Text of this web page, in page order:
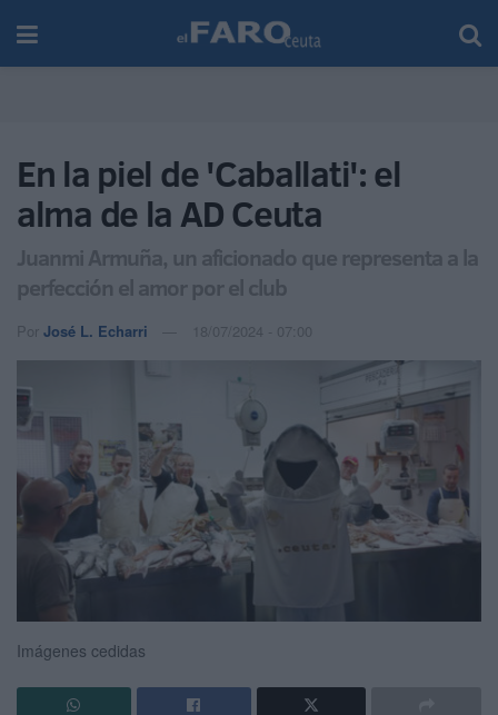
En la piel de 'Caballati': el
alma de la AD Ceuta
Juanmi Armuña, un aficionado que representa a la
perfección el amor por el club
Por José L. Echarri 18/07/2024 - 07:00
Imágenes cedidas